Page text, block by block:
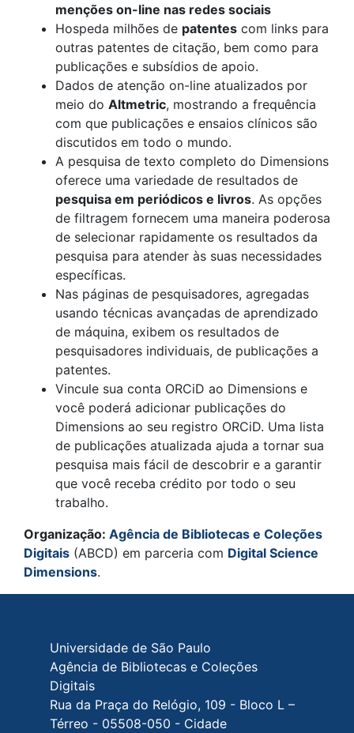
menções on-line nas redes sociais
Hospeda milhões de patentes com links para
outras patentes de citação, bem como para
publicações e subsídios de apoio.
Dados de atenção on-line atualizados por
meio do Altmetric, mostrando a frequência
com que publicações e ensaios clínicos são
discutidos em todo o mundo.
A pesquisa de texto completo do Dimensions
oferece uma variedade de resultados de
pesquisa em periódicos e livros. As opções
de filtragem fornecem uma maneira poderosa
de selecionar rapidamente os resultados da
pesquisa para atender às suas necessidades
específicas.
Nas páginas de pesquisadores, agregadas
usando técnicas avançadas de aprendizado
de máquina, exibem os resultados de
pesquisadores individuais, de publicações a
patentes.
Vincule sua conta ORCiD ao Dimensions e
você poderá adicionar publicações do
Dimensions ao seu registro ORCiD. Uma lista
de publicações atualizada ajuda a tornar sua
pesquisa mais fácil de descobrir e a garantir
que você receba crédito por todo o seu
trabalho.
Organização: Agência de Bibliotecas e Coleções
Digitais (ABCD) em parceria com Digital Science
Dimensions.
Rodapé do site
Universidade de São Paulo
Agência de Bibliotecas e Coleções
Digitais
Rua da Praça do Relógio, 109 - Bloco L –
Térreo - 05508-050 - Cidade